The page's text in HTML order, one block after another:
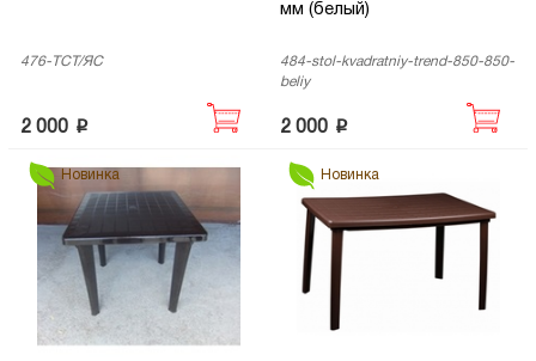
476-ТСТ/ЯС
2 000 p
мм (белый)
484-stol-kvadratniy-trend-850-850-
beliy
2 000 p
Новинка Новинка